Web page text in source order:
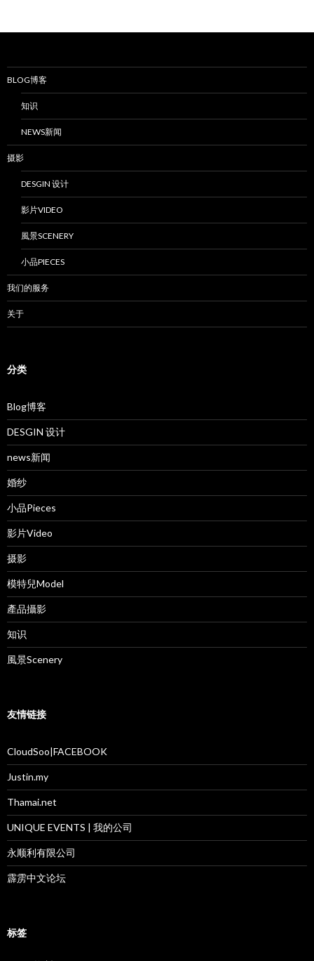
BLOG博客
知识
NEWS新闻
摄影
DESGIN 设计
影片VIDEO
風景SCENERY
小品PIECES
我们的服务
关于
分类
Blog博客
DESGIN 设计
news新闻
婚纱
小品Pieces
影片Video
摄影
模特兒Model
產品攝影
知识
風景Scenery
友情链接
CloudSoo|FACEBOOK
Justin.my
Thamai.net
UNIQUE EVENTS | 我的公司
永顺利有限公司
霹雳中文论坛
标签